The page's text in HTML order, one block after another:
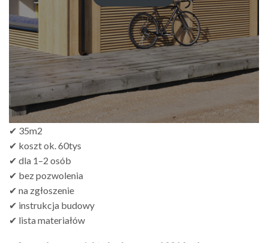
zł249.00
do
zł499.00
✔ 35m2
✔ koszt ok. 60tys
✔ dla 1–2 osób
✔ bez pozwolenia
✔ na zgłoszenie
✔ instrukcja budowy
✔ lista materiałów